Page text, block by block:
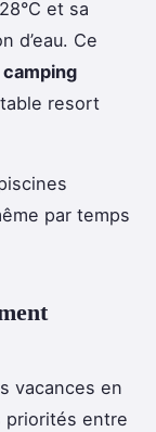
et sa
d’eau. Ce
camping
resort
par temps
vacances en
priorités entre